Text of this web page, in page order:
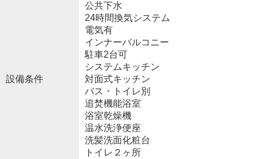
設備条件
公共下水
24時間換気システム
電気有
インナーバルコニー
駐車2台可
システムキッチン
対面式キッチン
バス・トイレ別
追焚機能浴室
浴室乾燥機
温水洗浄便座
洗髪洗面化粧台
トイレ２ヶ所